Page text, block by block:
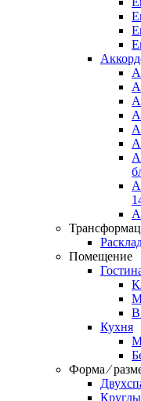
Помещение
В
Кухня
Форма ⁄